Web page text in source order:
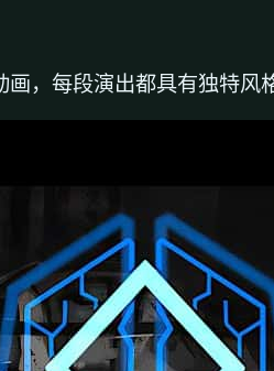
，每段演出都具有独特风